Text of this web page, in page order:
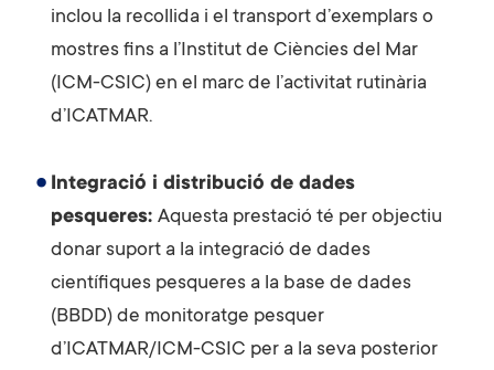
inclou la recollida i el transport d’exemplars o
mostres fins a l’Institut de Ciències del Mar
(ICM-CSIC) en el marc de l’activitat rutinària
d’ICATMAR.
Integració i distribució de dades
pesqueres: Aquesta prestació té per objectiu
donar suport a la integració de dades
científiques pesqueres a la base de dades
(BBDD) de monitoratge pesquer
d’ICATMAR/ICM-CSIC per a la seva posterior